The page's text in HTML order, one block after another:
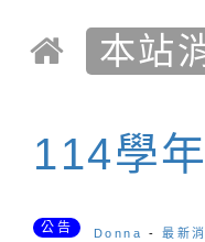
雙
本站
114學
公告 Donna -最新